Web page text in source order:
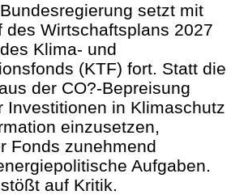
setzt mit
des Wirtschaftsplans 2027
Klima- und
(KTF) fort. Statt die
der CO?-Bepreisung
Investitionen in Klimaschutz
einzusetzen,
Fonds zunehmend
Aufgaben.
auf Kritik.